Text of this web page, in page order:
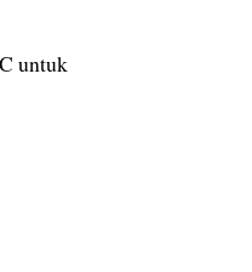
untuk